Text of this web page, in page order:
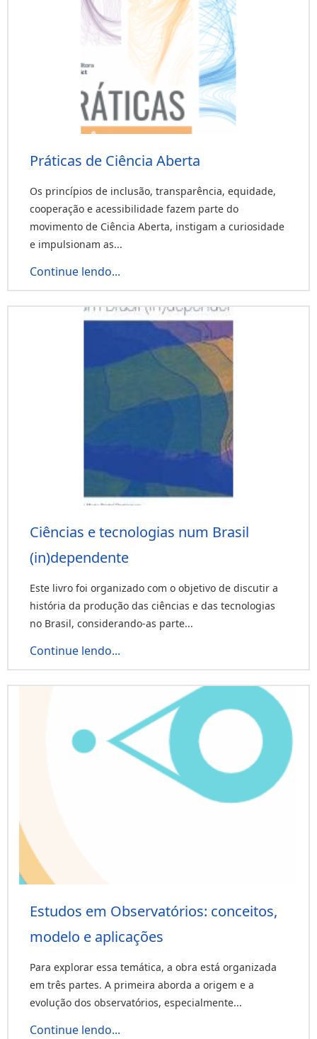
Práticas de Ciência Aberta
Os princípios de inclusão, transparência, equidade,
cooperação e acessibilidade fazem parte do
movimento de Ciência Aberta, instigam a curiosidade
e impulsionam as...
Continue lendo...
Ciências e tecnologias num Brasil
(in)dependente
Este livro foi organizado com o objetivo de discutir a
história da produção das ciências e das tecnologias
no Brasil, considerando-as parte...
Continue lendo...
Estudos em Observatórios: conceitos,
modelo e aplicações
Para explorar essa temática, a obra está organizada
em três partes. A primeira aborda a origem e a
evolução dos observatórios, especialmente...
Continue lendo...